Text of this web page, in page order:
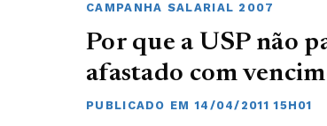
CAMPANHA SALARIAL 2007
Por que a USP não
afastado com
PUBLICADO EM 14/04/2011 15H01